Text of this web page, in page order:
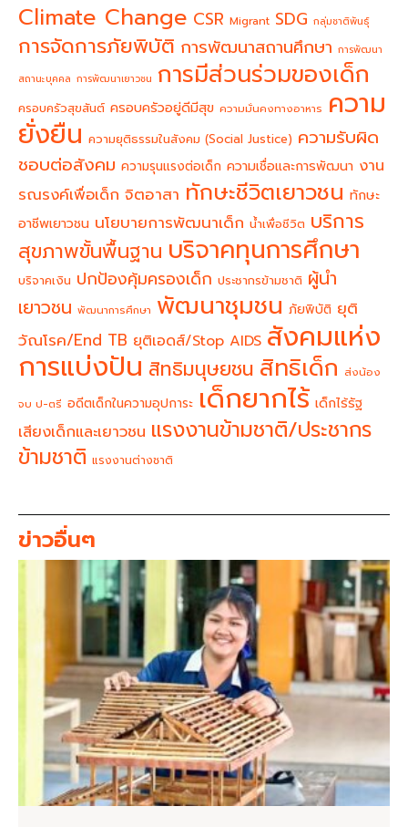
Climate Change CSR Migrant SDG กลุ่มชาติพันธุ์
การจัดการภัยพิบัติ การพัฒนาสถานศึกษา การพัฒนา
สถานะบุคคล การพัฒนาเยาวชน การมีส่วนร่วมของเด็ก
ครอบครัวสุขสันต์ ครอบครัวอยู่ดีมีสุข ความมั่นคงทางอาหาร ความ
ยั่งยืน ความยุติธรรมในสังคม (Social Justice) ความรับผิด
ชอบต่อสังคม ความรุนแรงต่อเด็ก ความเชื่อและการพัฒนา งาน
รณรงค์เพื่อเด็ก จิตอาสา ทักษะชีวิตเยาวชน ทักษะ
อาชีพเยาวชน นโยบายการพัฒนาเด็ก น้ำเพื่อชีวิต บริการ
สุขภาพขั้นพื้นฐาน บริจาคทุนการศึกษา
บริจาคเงิน ปกป้องคุ้มครองเด็ก ประชากรข้ามชาติ ผู้นำ
เยาวชน พัฒนาการศึกษา พัฒนาชุมชน ภัยพิบัติ ยุติ
วัณโรค/End TB ยุติเอดส์/Stop AIDS สังคมแห่ง
การแบ่งปัน สิทธิมนุษยชน สิทธิเด็ก ส่งน้อง
จบ ป-ตรี อดีตเด็กในความอุปการะ เด็กยากไร้ เด็กไร้รัฐ
เสียงเด็กและเยาวชน แรงงานข้ามชาติ/ประชากร
ข้ามชาติ แรงงานต่างชาติ
ข่าวอื่นๆ